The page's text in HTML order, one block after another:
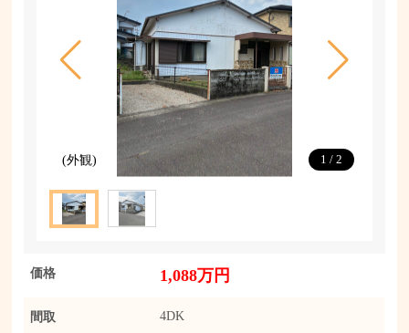
(外観) 1 /2
価格 1,088万円
間取 4DK